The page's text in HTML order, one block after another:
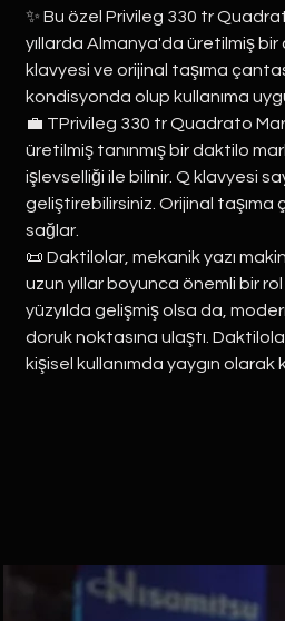
✨ Bu özel Privileg 330 tr
yıllarda Almanya'da üretilmiş bir
klavyesi ve orijinal taşıma
kondisyonda olup kullanıma
💼 TPrivileg 330 tr Quadrato
üretilmiş tanınmış bir daktilo
işlevselliği ile bilinir. Q klavyesi
geliştirebilirsiniz. Orijinal taşıma
sağlar.
📜 Daktilolar, mekanik yazı
uzun yıllar boyunca önemli bir
yüzyılda gelişmiş olsa da,
doruk noktasına ulaştı.
kişisel kullanımda yaygın olarak